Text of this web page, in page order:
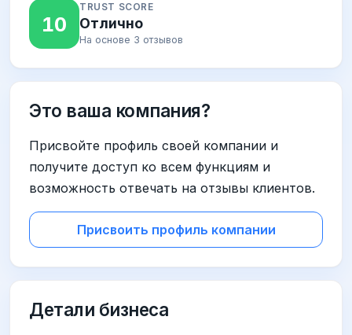
10
TRUST SCORE
Отлично
На основе 3 отзывов
Это ваша компания?
Присвойте профиль своей компании и
получите доступ ко всем функциям и
возможность отвечать на отзывы клиентов.
Присвоить профиль компании
Детали бизнеса